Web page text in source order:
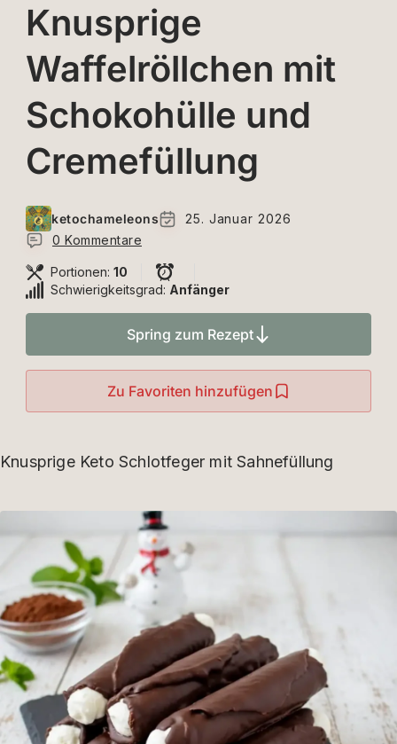
Knusprige
Waffelröllchen mit
Schokohülle und
Cremefüllung
ketochameleons
25. Januar 2026
0 Kommentare
Portionen: 10
Schwierigkeitsgrad: Anfänger
Spring zum Rezept
Zu Favoriten hinzufügen
Knusprige Keto Schlotfeger mit Sahnefüllung